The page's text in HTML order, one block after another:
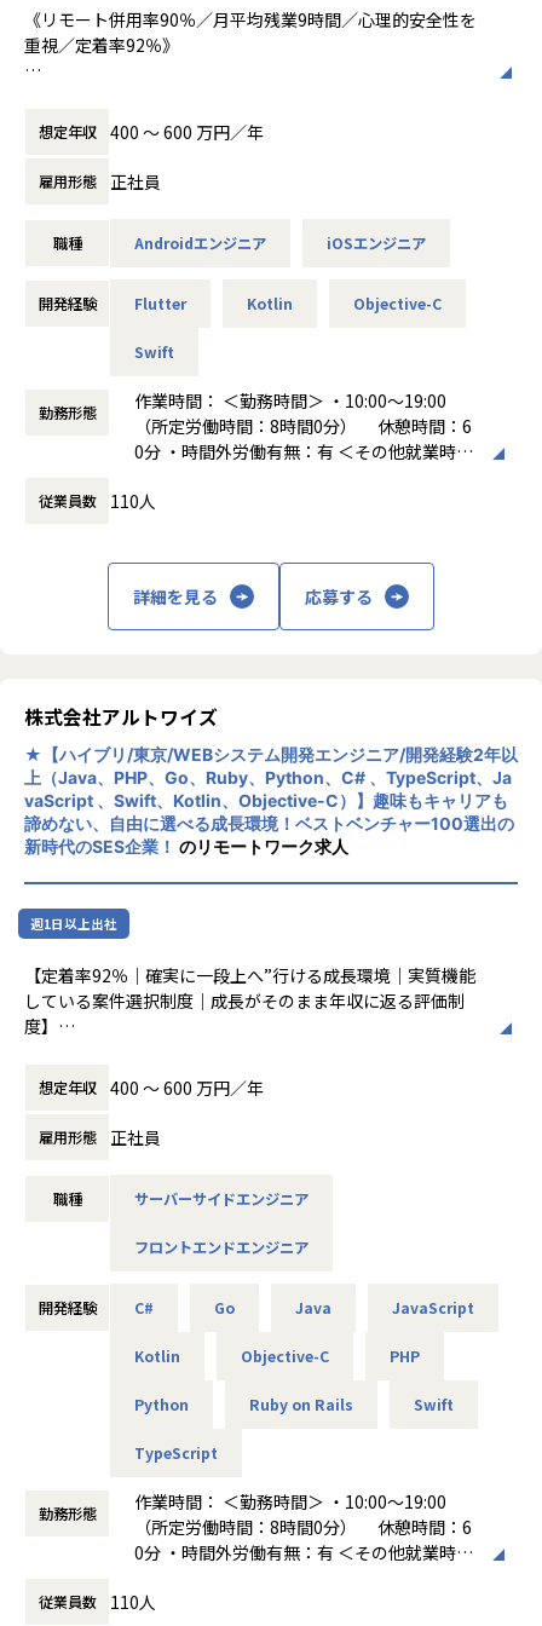
◾️入社者の声
「今まで開発しか経験出来ず、詳細設計の経験を積みたいと
「基本設計や概要設計も経験出来るようなりました！」
「エンジニア同士でスキルの話が気軽にできるようになりま
「社員同士でする趣味の話が楽しい」
◾️外部評価が示す働きやすい環境
・健康経営優良法人2026（中小規模法人部門）
・ベストベンチャー100 選出：https://www.artwize.co.jp/w
・マイナビ社「BEST VALUE AWARD」の「働きかた優良企
業賞」を受賞
・フリー株式会社 出版「IT経営 voice vol.3」刊行
・AERA.dotとYahoo!Newsで社員旅行が掲載
・TOKYO MXで社員旅行が報道
2023年06月期実績 6億8,188万円
＜ベストベンチャー100の記事内容＞
https://best100.v-tsushin.jp/company/artwize/
全てのエンジニアをプロフェッショナルに
株式会社アルトワイズ 代表取締役 向井 崇泰
─ 御社の事業内容を教えて下さい。
クライアント数は1,300社を超え、案件は月間で7万件ほど頂
どの参加者が集まり、リレーションを構築しています。
現在は、受託・LABO開発に力を入れており、複数名のチー
ムで案件参画することも出来ます。
rを用いたWEBシステムやスマホアプリ開発やAWSなどを用
いたクラウド開発を行っています。
ひとりのエンジニアに対し、20〜30個の参画プロジェクトを
に案件を選べるのが特徴です。アルトワイズではエンジニア
いるので、エンジニアがのびのびと成⻑しています。
(2)多彩な福利厚生制度の構築
アップ手当、社員旅行、など、全24個。任意参加のイベント
平均残業9時間/月、リモート併用率90%
─ 経営者として、一番大切にしていること、常に心がけてい
ることを教えて下さい。
▼アルトワイズの経営として
・大手エンタメ系企業のサービスシステム開発
・大手鉄道企業のシステム開発
・大規模都市開発に関するビッグデータ分析システム開発
クリエイティブなエンジニアリングに必要な感性/アート脳
（右脳）を育むためにユニークな福利厚生制度を導入してい
趣味手当や趣味休暇・アート手当・パワースポット手当・匠
性を磨きアート脳を育んでいます。
◾️納得の報酬体系：「エンジニアの能力が上がったのに、給
与が下がるのは理不尽」と考え、スキルレベルに応じた公正
な評価制度を導入。前給保証に加え、給与還元率は最大8
組みです。
◾️その他の制度&取り組み
└平均残業時間：9時間
└定着率：92%
└社内での仲間づくり：趣味やペット情報を共有するSlac
kのチャンネル、ゲーム部、社員旅行、大忘年会 など
└エンジニアサクセス本部：技術やエンジニア市場に精通
した社員が一人ひとりのキャリアに伴走。今の業務が将来に
どうつながるのか、次に何を経験すべきかを明確にし、目的
と納得感を持って成長できる環境を整えています。
◾️入社者の声
「今まで開発しか経験出来ず、詳細設計の経験を積みたいと
思っていたのですが、アルトワイズに入社して詳細設計も経
験出来るようになったので嬉しいです！」
「エンジニア同士でスキルの話が気軽にできるようになりま
「社員同士でする趣味の話が楽しい」
◾️外部評価が示す働きやすい環境
・ベストベンチャー100 選出：https://www.artwize.co.jp/w
・マイナビ社「BEST VALUE AWARD」の「働きかた優良企
・フリー株式会社 出版「IT経営 voice vol.3」刊行
・TOKYO MXで社員旅行が報道
・BSテレ東のNIKKEI NEWS NEXTで趣味休暇が報道
■業績
2023年06月期実績 6億8,188万円
2024年12月期実績 10億2,431万円
★選べるキャリアパス／案件選択制度★
現在、6万件以上／年間70万件以上のプロジェクトから自由
◤ーーーーーーーーーーーーーーーーー
「全てのエンジニアをプロフェッショナルに」というミッシ
ョンを実現するために
「美しさ、賢さ、優しさ、楽しさを大切に」というビジョン
を掲げて取り組んでいます。
◤ーーーーーーーーーーーーーーーーーーーーーーーーーー
自由に 楽しく働きたいエンジニアが集う当社の魅力
◾️上場企業グループの安定基盤があるから、自由を実現！
弊社は上場企業グループの一員として安定した経営基盤を持
グループ会社のプロジェクトカンパニーは売上⾼100億円規
模以上の⼤⼿企業からの売上⾼が全社売上⾼の80%以上を占
める構成となっております。
なので、弊社は当該プライムアカウントに対してシステム開
発の側⾯からグループシナジーを発揮することができていま
す。
分で選べるエンジニア人生を！
万の案件からご希望に沿う20～30件の案件を提案いたしま
す。
その中から「面白そう」「身につけたいスキルに繋がる」と
技術スペシャリストとしてのキャリアパスも選択できます。
大手企業の上流工程案件やリモート案件もあり、自由度高く
成長できます。
・大手エンタメ系企業のサービスシステム開発
・大手マスメディアの環境構築・開発・検証
・大規模都市開発に関するビッグデータ分析システム開発
クリエイティブなエンジニアリングに必要な感性/アート脳
手当・ご当地手当などで、これらの手当を活用することで感
性を磨きアート脳を育んでいます。
与が下がるのは理不尽」と考え、スキルレベルに応じた公正
《リモート併用率90％／月平均残業9時間／心理的安全性を
重視／定着率92％》
配車アプリやアニメキャラクターAI対話アプリなど様々なア
プリ開発に携わることが出来る、アプリ開発エンジニアのポ
ジションです。プログラミングのスキルを向上させながら、
上流工程にもエンジニアの経験や希望を基に柔軟にチャレン
・プログラミングによるスマホアプリ開発
・詳細設計、基本設計、要件定義 など
■案件の具体例
・大規模都市開発に関するビッグデータ分析システム開発／
Python、AWS
・大手求人サイト／HTML、CSS、JQuery、Java
＼当社の特徴／
給・スキル要件を全社員に公開。公正にスキルを判断し最大
限給与に還元。案件単価の還元率は最大95%！プロジェクト
内での役割が上がる際には、昇給タイミングを待たず直ちに
昇給反映。
★心理的安全性を重視した組織で定着率は92％を実現★
代表が心理的安全性アンバサダー協会の理事を務め、働く環
境・コミュニケーション環境・自己実現を最優先に経営。社
員が安心して成長し、自らの夢や目標に向かってキャリアを
築ける環境です。
★エンジニアファーストな働き方★
リモート併用率90％、月平均残業9時間。会社としてもお客
様と調整し、残業を最小限にコントロール。
★「楽しみながらスキルアップできる」カルチャー★
手当・趣味休暇などユニークな制度を用意。
★選べるキャリアパス／案件選択制度★
現在、6万件以上／年間70万件以上のプロジェクトから自由
に選択可（1人に対して10～20の案件を紹介）
◤ーーーーーーーーーーーーーーーーー
ーーーーーーーーーーーーーーーーー◢
「全てのエンジニアをプロフェッショナルに」というミッシ
ョンを実現するために
「美しさ、賢さ、優しさ、楽しさを大切に」というビジョン
を掲げて取り組んでいます。
◤ーーーーーーーーーーーーーーーーーーーーーーーーーー
ー
想定年収 400 〜 600 万円／年
雇用形態 正社員
職種 Androidエンジニア iOSエンジニア
開発経験 Flutter Kotlin Objective-C
Swift
勤務形態
作業時間： ＜勤務時間＞ ・10:00～19:00
（所定労働時間：8時間0分） 休憩時間：6
0分 ・時間外労働有無：有 ＜その他就業時間
働き方：
休憩時間： 60分
従業員数 110人
詳細を見る 応募する
株式会社アルトワイズ
★【ハイブリ/東京/WEBシステム開発エンジニア/開発経験2年以
上（Java、PHP、Go、Ruby、Python、C# 、TypeScript、Ja
vaScript 、Swift、Kotlin、Objective-C）】趣味もキャリアも
諦めない、自由に選べる成長環境！ベストベンチャー100選出の
新時代のSES企業！ のリモートワーク求人
週1日以上出社
【定着率92％｜確実に一段上へ”行ける成長環境｜実質機能
している案件選択制度｜成長がそのまま年収に返る評価制
度】
■業務内容
Webエンジニアとしての技術力を磨きながら、着実に上流工
程や挑戦したい案件へステップアップできる環境を用意して
います。
スタートし、詳細設計、基本設計、要件定義へと段階的に関
案件選択制のもと、年間70万件以上の中から将来につながる
★エンジニアが、自分のしたい仕事を選べるという点が強み
ジションの案件を保有しています。
★評価制度は9段階で完全公開
長＝年収アップ」を実感できます。また、各職位ごとに役職
の定義と年収/月収をまとめた給与テーブルを社内に開示して
おり、自分が将来なりたい職位ではどのくらいの報酬になる
つけることが出来ます。
想定年収 400 〜 600 万円／年
雇用形態 正社員
職種 サーバーサイドエンジニア
フロントエンドエンジニア
開発経験 C# Go Java JavaScript
Kotlin Objective-C PHP
Python Ruby on Rails Swift
TypeScript
勤務形態
作業時間： ＜勤務時間＞ ・10:00～19:00
（所定労働時間：8時間0分） 休憩時間：6
0分 ・時間外労働有無：有 ＜その他就業時間
働き方：
従業員数 110人